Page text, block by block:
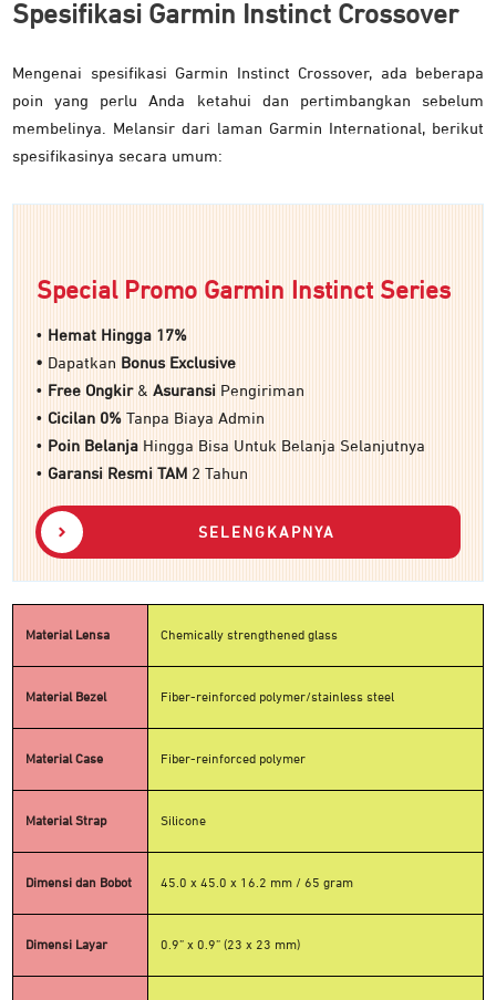
Spesifikasi Garmin Instinct Crossover
Mengenai spesifikasi Garmin Instinct Crossover, ada beberapa
poin yang perlu Anda ketahui dan pertimbangkan sebelum
membelinya. Melansir dari laman Garmin International, berikut
spesifikasinya secara umum:
Special Promo Garmin Instinct Series
• Hemat Hingga 17%
• Dapatkan Bonus Exclusive
• Free Ongkir& Asuransi Pengiriman
• Cicilan 0% Tanpa Biaya Admin
• Poin Belanja Hingga Bisa Untuk Belanja Selanjutnya
• Garansi Resmi TAM 2 Tahun
SELENGKAPNYA
Material Lensa Chemically strengthened glass
Material Bezel Fiber-reinforced polymer/stainless steel
Material Case Fiber-reinforced polymer
Material Strap Silicone
Dimensi dan Bobot 45.0 x 45.0 x 16.2 mm / 65 gram
Dimensi Layar 0.9” x 0.9” (23 x 23 mm)